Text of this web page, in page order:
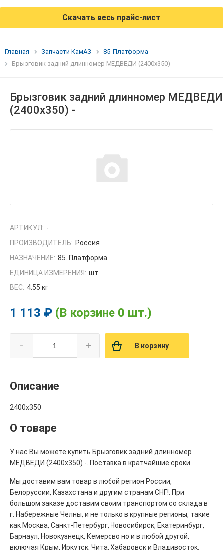
Скачать весь прайс-лист
Главная Запчасти КамАЗ
85. Платформа
Брызговик задний длинномер МЕДВЕДИ (2400х350) -
Брызговик задний длинномер МЕДВЕДИ
(2400х350) -
АРТИКУЛ: -
ПРОИЗВОДИТЕЛЬ: Россия
НАЗНАЧЕНИЕ: 85. Платформа
ЕДИНИЦА ИЗМЕРЕНИЯ: шт
ВЕС: 4.55 кг
1 113 ₽ (В корзине 0 шт.)
- + В корзину
Описание
2400х350
О товаре
У нас Вы можете купить Брызговик задний длинномер
МЕДВЕДИ (2400х350) -. Поставка в кратчайшие сроки.
Мы доставим вам товар в любой регион России,
Белоруссии, Казахстана и другим странам СНГ!. При
большом заказе доставим своим транспортом со склада в
г. Набережные Челны, и не только в крупные регионы, такие
как Москва, Санкт-Петербург, Новосибирск, Екатеринбург,
Барнаул, Новокузнецк, Кемерово но и в любой другой,
включая Крым, Иркутск, Чита, Хабаровск и Владивосток.